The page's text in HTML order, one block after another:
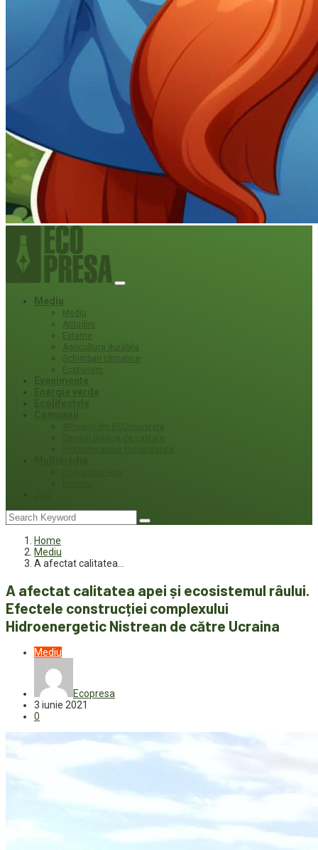
Mediu
Mediu
Atitudini
Externe
Agricultura durabila
Schimbari climatice
Ecoturism
Home
Mediu
A afectat calitatea…
A afectat calitatea apei și ecosistemul râului.
Efectele construcției complexului
Hidroenergetic Nistrean de către Ucraina
Mediu
Ecopresa
3 iunie 2021
0